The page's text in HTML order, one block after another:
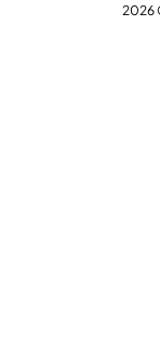
2026